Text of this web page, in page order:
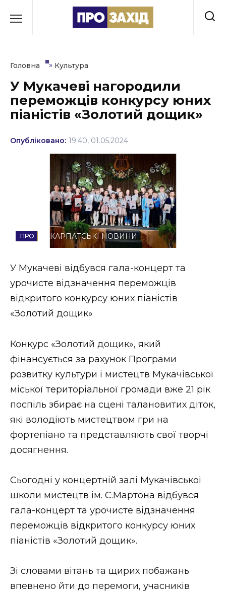
до
Культура
Освіта
Події
Соціум
Стиль життя
Втрачений Ужгород (відеоверсія)
НОВИНИ ЗАХІДНОЇ УКРАЇНИ
ФОТО
ВІДЕО
Головна » Культура
У Мукачеві нагородили
переможців конкурсу юних
піаністів «Золотий дощик»
Опубліковано: 19:40, 01.05.2024
ЗАКАРПАТСЬКІ НОВИНИ
У Мукачеві відбувся гала-концерт та
урочисте відзначення переможців
відкритого конкурсу юних піаністів
«Золотий дощик»
Конкурс «Золотий дощик», який
фінансується за рахунок Програми
розвитку культури і мистецтв Мукачівської
міської територіальної громади вже 21 рік
поспіль збирає на сцені талановитих діток,
які володіють мистецтвом гри на
фортепіано та представляють свої творчі
досягнення.
Сьогодні у концертній залі Мукачівської
школи мистецтв ім. С.Мартона відбувся
гала-концерт та урочисте відзначення
переможців відкритого конкурсу юних
піаністів «Золотий дощик».
Зі словами вітань та щирих побажань
впевнено йти до перемоги, учасників